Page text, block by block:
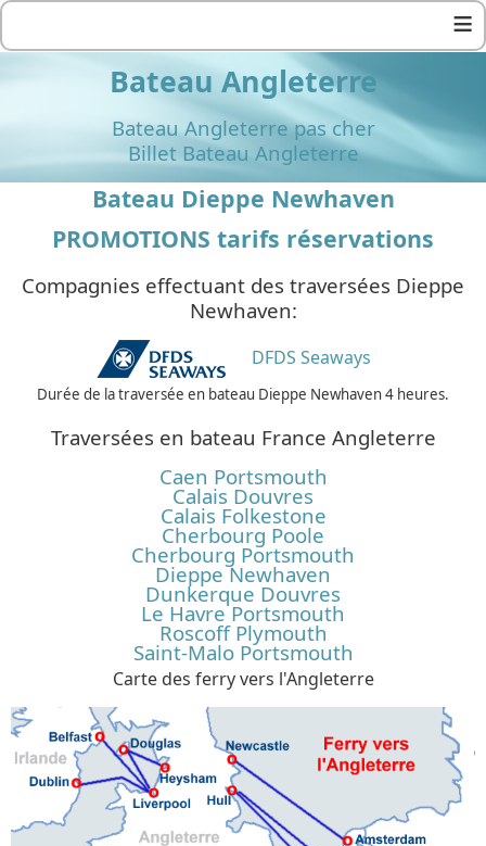
≡
Bateau Angleterre
Bateau Angleterre pas cher
Billet Bateau Angleterre
Bateau Dieppe Newhaven
PROMOTIONS tarifs réservations
Compagnies effectuant des traversées Dieppe
Newhaven:
DFDS Seaways
Durée de la traversée en bateau Dieppe Newhaven 4 heures.
Traversées en bateau France Angleterre
Caen Portsmouth
Calais Douvres
Calais Folkestone
Cherbourg Poole
Cherbourg Portsmouth
Dieppe Newhaven
Dunkerque Douvres
Le Havre Portsmouth
Roscoff Plymouth
Saint-Malo Portsmouth
Carte des ferry vers l'Angleterre